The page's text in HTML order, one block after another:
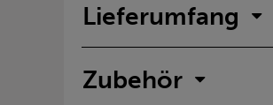
Lieferumfang
Zubehör